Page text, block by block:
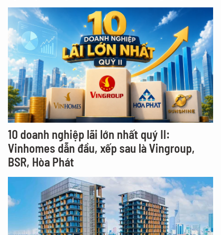
10 doanh nghiệp lãi lớn nhất quý II:
Vinhomes dẫn đầu, xếp sau là Vingroup,
BSR, Hòa Phát